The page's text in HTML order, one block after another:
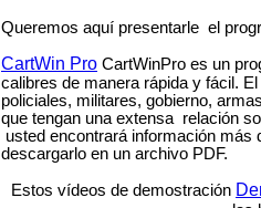
Queremos aquí presentarle el
CartWin Pro CartWinPro es un
calibres de manera rápida y fácil.
policiales, militares, gobierno,
que tengan una extensa relación
usted encontrará información más
descargarlo en un archivo PDF.
Estos vídeos de demostración